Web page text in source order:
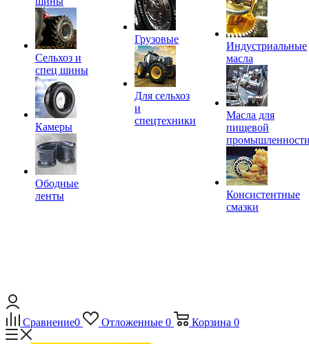
Сельхоз и
спец шины
Камеры
Ободные
ленты
Грузовые
Для сельхоз
и
спецтехники
Индустриальные
масла
Масла для
пищевой
Консистентные
смазки
Сравнение0 Отложенные 0 Корзина 0